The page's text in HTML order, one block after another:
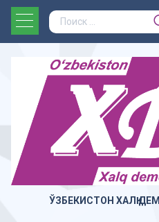
ЎЗБЕКИСТОН ХАЛҚ